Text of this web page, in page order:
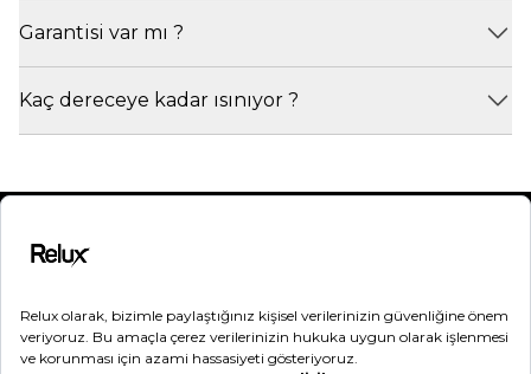
Garantisi var mı ?
Kaç dereceye kadar ısınıyor ?
Kategoriler
Destek